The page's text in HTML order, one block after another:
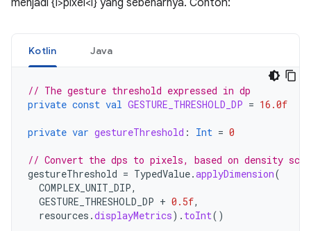
Kotlin Java
// The gesture threshold expressed in dp
private const val GESTURE_THRESHOLD_DP = 16.0f
private var gestureThreshold : Int = 0
// Convert the dps to pixels, based on density
gestureThreshold = TypedValue.applyDimension(
COMPLEX_UNIT_DIP,
GESTURE_THRESHOLD_DP + 0.5f,
resources .displayMetrics). toInt()